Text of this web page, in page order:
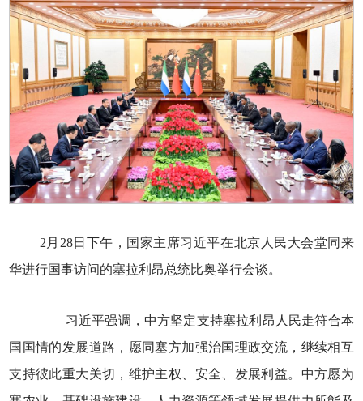
2月28日下午，国家主席习近平在北京人民大会堂同来
华进行国事访问的塞拉利昂总统比奥举行会谈。
习近平强调，中方坚定支持塞拉利昂人民走符合本
国国情的发展道路，愿同塞方加强治国理政交流，继续相互
支持彼此重大关切，维护主权、安全、发展利益。中方愿为